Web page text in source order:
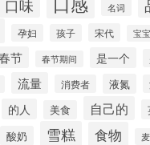
口味 名词
孕妇 孩子 宋代 宝宝
节 春节期间 是一个
流量 消费者 液氮
的人 美食 自己的
酸奶 雪糕 食物